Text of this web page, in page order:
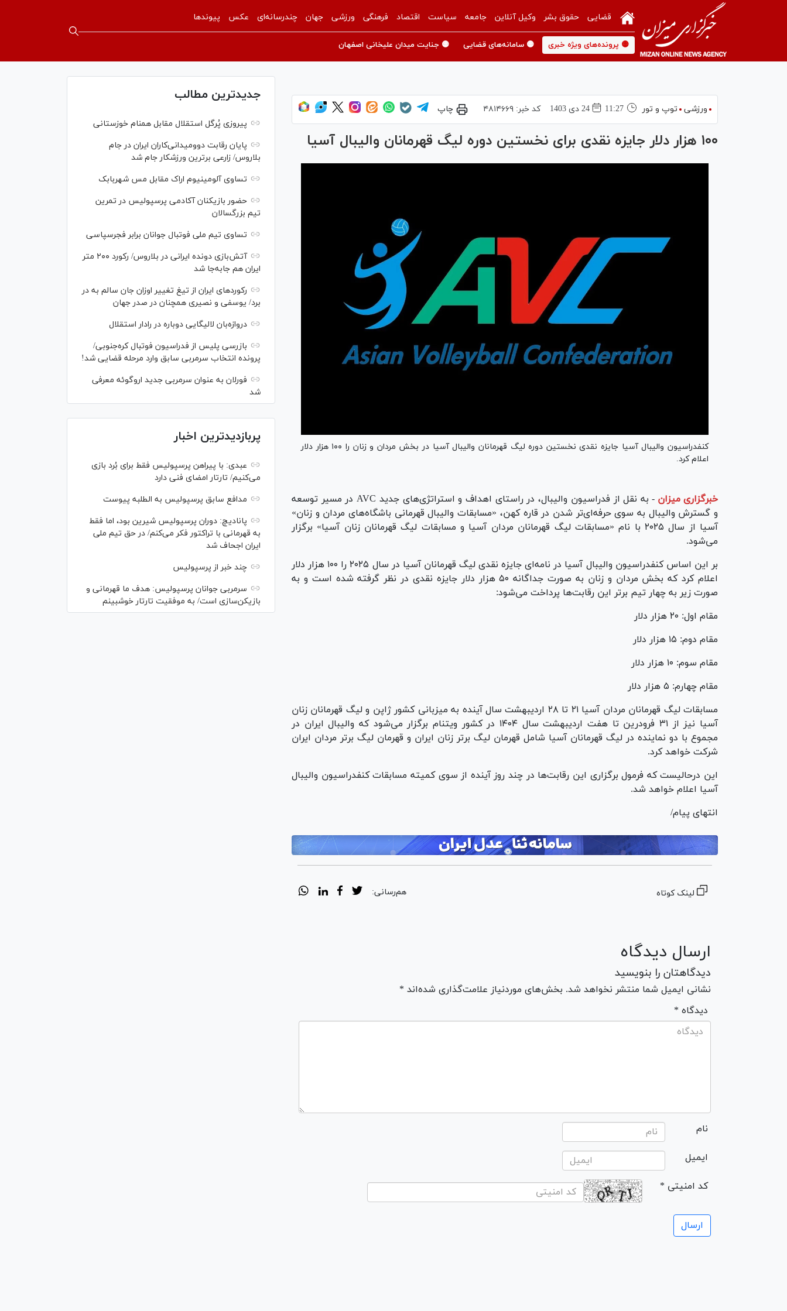
قضایی حقوق بشر وکیل آنلاین جامعه سیاست اقتصاد فرهنگی ورزشی جهان چندرسانه‌ای عکس پیوندها
🟡 پرونده‌های ویژه خبری 🟡 سامانه‌های قضایی 🟡 جنایت میدان علیخانی اصفهان
ورزشی توپ و تور 11:27 24 دی 1403 کد خبر: ۴۸۱۴۶۶۹ چاپ
۱۰۰ هزار دلار جایزه نقدی برای نخستین دوره لیگ قهرمانان والیبال آسیا
کنفدراسیون والیبال آسیا جایزه نقدی نخستین دوره لیگ قهرمانان والیبال آسیا در بخش مردان و زنان را ۱۰۰ هزار دلار
اعلام کرد.
خبرگزاری میزان -
به نقل از فدراسیون والیبال، در راستای اهداف و استراتژی‌های جدید AVC در مسیر توسعه
و گسترش والیبال به سوی حرفه‌ای‌تر شدن در قاره کهن، «مسابقات والیبال قهرمانی باشگاه‌های مردان و زنان»
آسیا از سال ۲۰۲۵ با نام «مسابقات لیگ قهرمانان مردان آسیا و مسابقات لیگ قهرمانان زنان آسیا» برگزار
می‌شود.
بر این اساس کنفدراسیون والیبال آسیا در نامه‌ای جایزه نقدی لیگ قهرمانان آسیا در سال ۲۰۲۵ را ۱۰۰ هزار دلار
اعلام کرد که بخش مردان و زنان به صورت جداگانه ۵۰ هزار دلار جایزه نقدی در نظر گرفته شده است و به
صورت زیر به چهار تیم برتر این رقابت‌ها پرداخت می‌شود:
مقام اول: ۲۰ هزار دلار
مقام دوم: ۱۵ هزار دلار
مقام سوم: ۱۰ هزار دلار
مقام چهارم: ۵ هزار دلار
مسابقات لیگ قهرمانان مردان آسیا ۲۱ تا ۲۸ اردیبهشت سال آینده به میزبانی کشور ژاپن و لیگ قهرمانان زنان
آسیا نیز از ۳۱ فرودرین تا هفت اردیبهشت سال ۱۴۰۴ در کشور ویتنام برگزار می‌شود که والیبال ایران در
مجموع با دو نماینده در لیگ قهرمانان آسیا شامل قهرمان لیگ برتر زنان ایران و قهرمان لیگ برتر مردان ایران
شرکت خواهد کرد.
این درحالیست که فرمول برگزاری این رقابت‌ها در چند روز آینده از سوی کمیته مسابقات کنفدراسیون والیبال
آسیا اعلام خواهد شد.
انتهای پیام/
لینک کوتاه هم‌رسانی:
ارسال دیدگاه
دیدگاهتان را بنویسید
نشانی ایمیل شما منتشر نخواهد شد. بخش‌های موردنیاز علامت‌گذاری شده‌اند *
* دیدگاه
نام
ایمیل
* کد امنیتی
جدیدترین مطالب
پیروزی پُرگل استقلال مقابل همنام خوزستانی
پایان رقابت دوومیدانی‌کاران ایران در جام
بلاروس/ زارعی برترین ورزشکار جام شد
تساوی آلومینیوم اراک مقابل مس شهربابک
حضور بازیکنان آکادمی پرسپولیس در تمرین
تیم بزرگسالان
تساوی تیم ملی فوتبال جوانان برابر فجرسپاسی
آتش‌بازی دونده ایرانی در بلاروس/ رکورد ۲۰۰ متر
ایران هم جابه‌جا شد
رکورد‌های ایران از تیغ تغییر اوزان جان سالم به در
برد/ یوسفی و نصیری همچنان در صدر جهان
دروازه‌بان لالیگایی دوباره در رادار استقلال
بازرسی پلیس از فدراسیون فوتبال کره‌جنوبی/
پرونده انتخاب سرمربی سابق وارد مرحله قضایی شد!
فورلان به عنوان سرمربی جدید اروگوئه معرفی
شد
پربازدیدترین اخبار
عبدی: با پیراهن پرسپولیس فقط برای بُرد بازی
می‌کنیم/ تارتار امضای فنی دارد
مدافع سابق پرسپولیس به الطلبه پیوست
پانادیچ: دوران پرسپولیس شیرین بود، اما فقط
به قهرمانی با تراکتور فکر می‌کنم/ در حق تیم ملی
ایران اجحاف شد
چند خبر از پرسپولیس
سرمربی جوانان پرسپولیس: هدف ما قهرمانی و
بازیکن‌سازی است/ به موفقیت تارتار خوشبینم